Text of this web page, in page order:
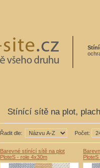
Stínící sítě na plot,
Řadit dle: Počet:
Barevné stínící sítě na plot
PloteS - role 4x30m